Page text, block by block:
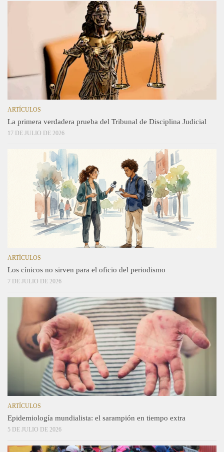
ARTÍCULOS
La primera verdadera prueba del Tribunal de Disciplina Judicial
17 DE JULIO DE 2026
ARTÍCULOS
Los cínicos no sirven para el oficio del periodismo
7 DE JULIO DE 2026
ARTÍCULOS
Epidemiología mundialista: el sarampión en tiempo extra
5 DE JULIO DE 2026